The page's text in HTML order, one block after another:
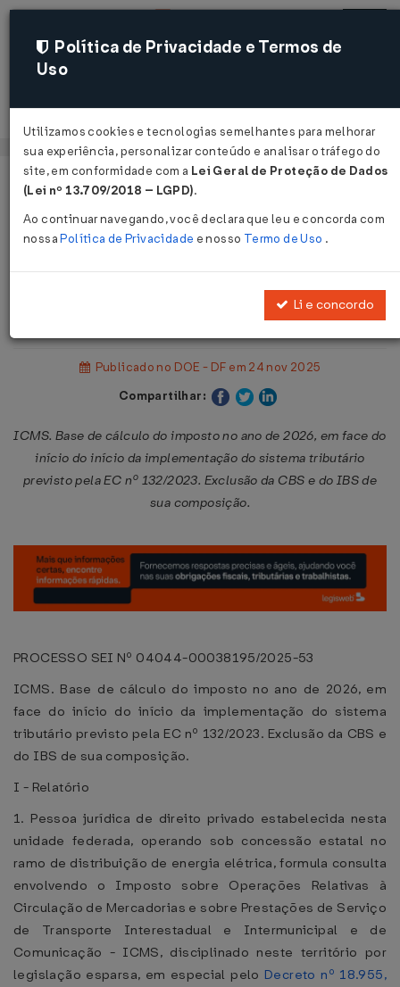
Acessar
Página Inicial
Legislações
Solução de Consulta COTRI Nº 23
DE 31/10/2025
Publicado no DOE - DF em 24 nov 2025
Compartilhar:
ICMS. Base de cálculo do imposto no ano de 2026, em face do
início do início da implementação do sistema tributário
previsto pela EC nº 132/2023. Exclusão da CBS e do IBS de
sua composição.
PROCESSO SEI Nº 04044-00038195/2025-53
ICMS. Base de cálculo do imposto no ano de 2026, em
face do início do início da implementação do sistema
tributário previsto pela EC nº 132/2023. Exclusão da CBS e
do IBS de sua composição.
I - Relatório
1. Pessoa jurídica de direito privado estabelecida nesta
unidade federada, operando sob concessão estatal no
ramo de distribuição de energia elétrica, formula consulta
envolvendo o Imposto sobre Operações Relativas à
Circulação de Mercadorias e sobre Prestações de Serviço
de Transporte Interestadual e Intermunicipal e de
Comunicação - ICMS, disciplinado neste território por
legislação esparsa, em especial pelo Decreto nº 18.955,
Política de Privacidade e Termos de
Uso
Utilizamos cookies e tecnologias semelhantes para melhorar
sua experiência, personalizar conteúdo e analisar o tráfego do
site, em conformidade com a Lei Geral de Proteção de Dados
(Lei nº 13.709/2018 – LGPD).
Ao continuar navegando, você declara que leu e concorda com
nossaPolítica de Privacidade e nosso Termo de Uso .
Li e concordo